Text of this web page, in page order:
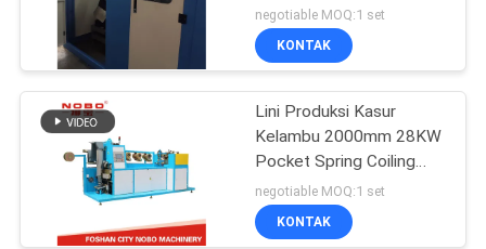
WISATA
PABRIK
KONTROL
KUALITAS
Mesin Tepi Pita
Kasur
20
negotiable MOQ:1 set
KONTAK
Lini Produksi Kasur
Kelambu 2000mm 28KW
Pocket Spring Coiling
Machine
negotiable MOQ:1 set
KONTAK